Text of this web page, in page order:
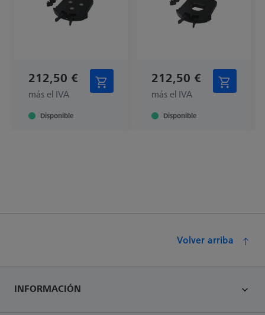
212,50 €
más el IVA
Disponible
212,50 €
más el IVA
Disponible
Volver arriba
INFORMACIÓN